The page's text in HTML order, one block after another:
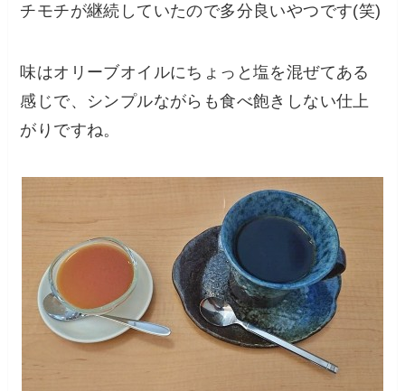
チモチが継続していたので多分良いやつです(笑)
味はオリーブオイルにちょっと塩を混ぜてある
感じで、シンプルながらも食べ飽きしない仕上
がりですね。